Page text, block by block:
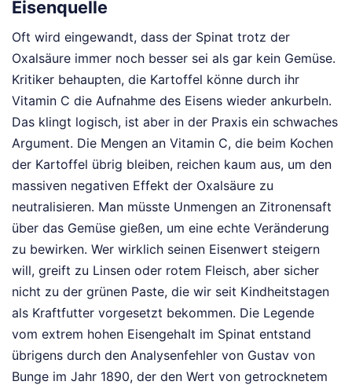
Eisenquelle
Oft wird eingewandt, dass der Spinat trotz der
Oxalsäure immer noch besser sei als gar kein Gemüse.
Kritiker behaupten, die Kartoffel könne durch ihr
Vitamin C die Aufnahme des Eisens wieder ankurbeln.
Das klingt logisch, ist aber in der Praxis ein schwaches
Argument. Die Mengen an Vitamin C, die beim Kochen
der Kartoffel übrig bleiben, reichen kaum aus, um den
massiven negativen Effekt der Oxalsäure zu
neutralisieren. Man müsste Unmengen an Zitronensaft
über das Gemüse gießen, um eine echte Veränderung
zu bewirken. Wer wirklich seinen Eisenwert steigern
will, greift zu Linsen oder rotem Fleisch, aber sicher
nicht zu der grünen Paste, die wir seit Kindheitstagen
als Kraftfutter vorgesetzt bekommen. Die Legende
vom extrem hohen Eisengehalt im Spinat entstand
übrigens durch den Analysenfehler von Gustav von
Bunge im Jahr 1890, der den Wert von getrocknetem